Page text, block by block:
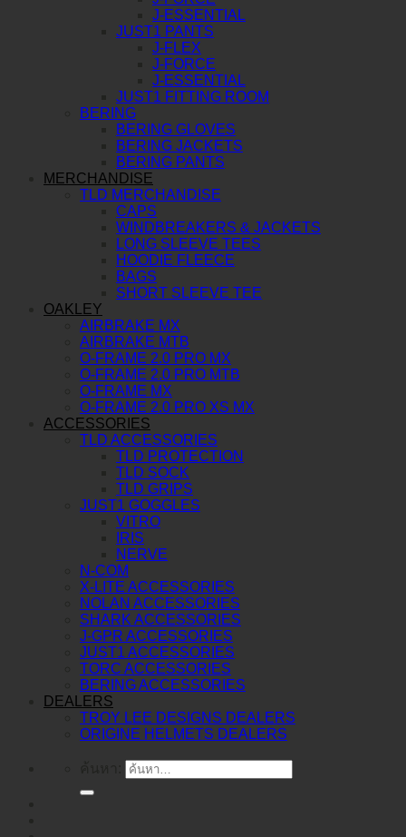
J-ESSENTIAL
JUST1 PANTS
J-FLEX
J-FORCE
J-ESSENTIAL
JUST1 FITTING ROOM
BERING
BERING GLOVES
BERING JACKETS
BERING PANTS
MERCHANDISE
TLD MERCHANDISE
CAPS
WINDBREAKERS & JACKETS
LONG SLEEVE TEES
HOODIE FLEECE
BAGS
SHORT SLEEVE TEE
OAKLEY
AIRBRAKE MX
AIRBRAKE MTB
O-FRAME 2.0 PRO MX
O-FRAME 2.0 PRO MTB
O-FRAME MX
O-FRAME 2.0 PRO XS MX
ACCESSORIES
TLD ACCESSORIES
TLD PROTECTION
TLD SOCK
TLD GRIPS
JUST1 GOGGLES
VITRO
IRIS
NERVE
N-COM
X-LITE ACCESSORIES
NOLAN ACCESSORIES
SHARK ACCESSORIES
J-GPR ACCESSORIES
JUST1 ACCESSORIES
TORC ACCESSORIES
BERING ACCESSORIES
DEALERS
TROY LEE DESIGNS DEALERS
ORIGINE HELMETS DEALERS